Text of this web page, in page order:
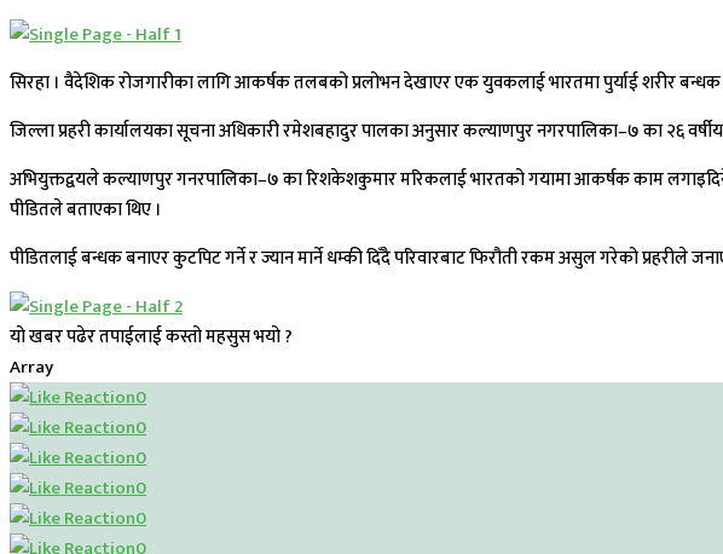
सिरहा । वैदेशिक रोजगारीका लागि आकर्षक तलबको प्रलोभन देखाएर एक युवकलाई भारतमा पुर्याई शरीर
जिल्ला प्रहरी कार्यालयका सूचना अधिकारी रमेशबहादुर पालका अनुसार कल्याणपुर नगरपालिका–७ का २६
अभियुक्तद्वयले कल्याणपुर गनरपालिका–७ का रिशकेशकुमार मरिकलाई भारतको गयामा आकर्षक काम
पीडितले बताएका थिए ।
पीडितलाई बन्धक बनाएर कुटपिट गर्ने र ज्यान मार्ने धम्की दिँदै परिवारबाट फिरौती रकम असुल गरेको
यो खबर पढेर तपाईलाई कस्तो महसुस भयो ?
Array
0
0
0
0
0